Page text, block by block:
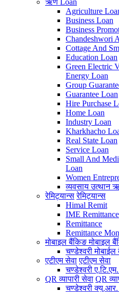
ऋण Loan
Agriculture
Business Loan
Business
Chandeshwori
Cottage And
Education Loan
Green Electric
Energy Loan
Group
Guarantee Loan
Hire Purchase
Home Loan
Industry Loan
Kharkhacho
Real State Loan
Service Loan
Small And
Loan
Women
व्यवसाय उत्थान
रेमिट्यान्स रेमिट्यान्स
Himal Remit
IME Remittance
Remittance
Remittance
मोबाइल बैंकिङमोबाइल
चण्डेश्वरी
एटीएम सेवा एटीएम सेवा
चण्डेश्वरी
QR व्यापारी सेवा QR
चण्डेश्वरी क्यु.आर.